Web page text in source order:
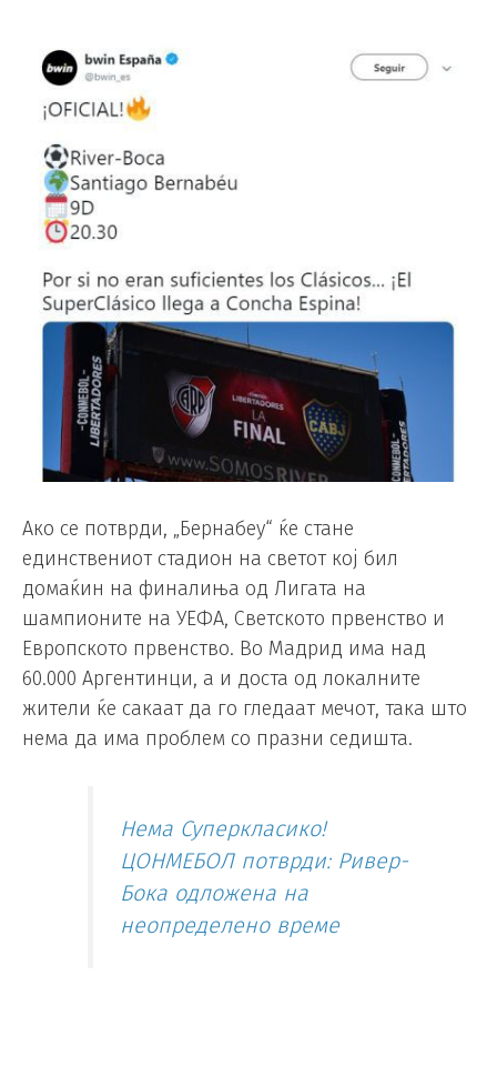
Ако се потврди, „Бернабеу“ ќе стане
единствениот стадион на светот кој бил
домаќин на финалиња од Лигата на
шампионите на УЕФА, Светското првенство и
Европското првенство. Во Мадрид има над
60.000 Аргентинци, а и доста од локалните
жители ќе сакаат да го гледаат мечот, така што
нема да има проблем со празни седишта.
Нема Суперкласико!
ЦОНМЕБОЛ потврди: Ривер-
Бока одложена на
неопределено време